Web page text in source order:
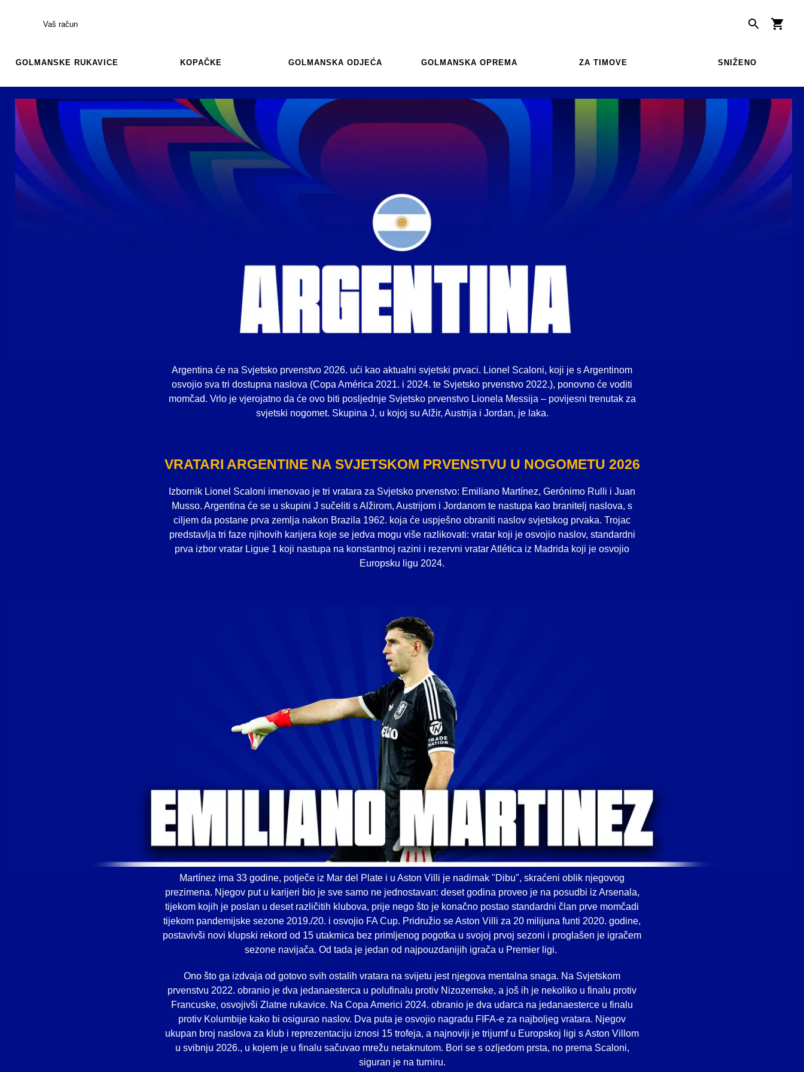
Vaš račun
GOLMANSKE RUKAVICE KOPAČKE GOLMANSKA ODJEĆA GOLMANSKA OPREMA ZA TIMOVE SNIŽENO
Argentina će na Svjetsko prvenstvo 2026. ući kao aktualni svjetski prvaci. Lionel Scaloni, koji je s Argentinom
osvojio sva tri dostupna naslova (Copa América 2021. i 2024. te Svjetsko prvenstvo 2022.), ponovno će voditi
momčad. Vrlo je vjerojatno da će ovo biti posljednje Svjetsko prvenstvo Lionela Messija – povijesni trenutak za
svjetski nogomet. Skupina J, u kojoj su Alžir, Austrija i Jordan, je laka.
VRATARI ARGENTINE NA SVJETSKOM PRVENSTVU U NOGOMETU 2026
Izbornik Lionel Scaloni imenovao je tri vratara za Svjetsko prvenstvo: Emiliano Martínez, Gerónimo Rulli i Juan
Musso. Argentina će se u skupini J sučeliti s Alžirom, Austrijom i Jordanom te nastupa kao branitelj naslova, s
ciljem da postane prva zemlja nakon Brazila 1962. koja će uspješno obraniti naslov svjetskog prvaka. Trojac
predstavlja tri faze njihovih karijera koje se jedva mogu više razlikovati: vratar koji je osvojio naslov, standardni
prva izbor vratar Ligue 1 koji nastupa na konstantnoj razini i rezervni vratar Atlética iz Madrida koji je osvojio
Europsku ligu 2024.
Martínez ima 33 godine, potječe iz Mar del Plate i u Aston Villi je nadimak "Dibu", skraćeni oblik njegovog
prezimena. Njegov put u karijeri bio je sve samo ne jednostavan: deset godina proveo je na posudbi iz Arsenala,
tijekom kojih je poslan u deset različitih klubova, prije nego što je konačno postao standardni član prve momčadi
tijekom pandemijske sezone 2019./20. i osvojio FA Cup. Pridružio se Aston Villi za 20 milijuna funti 2020. godine,
postavivši novi klupski rekord od 15 utakmica bez primljenog pogotka u svojoj prvoj sezoni i proglašen je igračem
sezone navijača. Od tada je jedan od najpouzdanijih igrača u Premier ligi.
Ono što ga izdvaja od gotovo svih ostalih vratara na svijetu jest njegova mentalna snaga. Na Svjetskom
prvenstvu 2022. obranio je dva jedanaesterca u polufinalu protiv Nizozemske, a još ih je nekoliko u finalu protiv
Francuske, osvojivši Zlatne rukavice. Na Copa Americi 2024. obranio je dva udarca na jedanaesterce u finalu
protiv Kolumbije kako bi osigurao naslov. Dva puta je osvojio nagradu FIFA-e za najboljeg vratara. Njegov
ukupan broj naslova za klub i reprezentaciju iznosi 15 trofeja, a najnoviji je trijumf u Europskoj ligi s Aston Villom
u svibnju 2026., u kojem je u finalu sačuvao mrežu netaknutom. Bori se s ozljedom prsta, no prema Scaloni,
siguran je na turniru.